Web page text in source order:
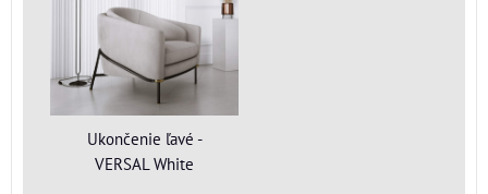
Ukončenie ľavé -
VERSAL White